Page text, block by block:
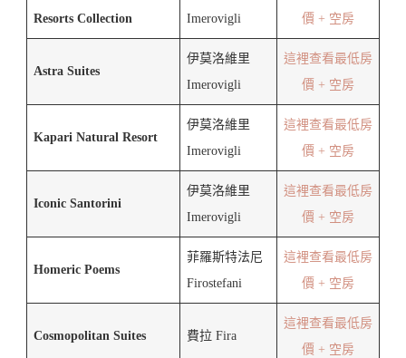
Resorts Collection
Imerovigli
價 + 空房
Astra Suites
伊莫洛維里
Imerovigli
這裡查看最低房
價 + 空房
Kapari Natural Resort
伊莫洛維里
Imerovigli
這裡查看最低房
價 + 空房
Iconic Santorini
伊莫洛維里
Imerovigli
這裡查看最低房
價 + 空房
Homeric Poems
菲羅斯特法尼
Firostefani
這裡查看最低房
價 + 空房
Cosmopolitan Suites 費拉 Fira
這裡查看最低房
價 + 空房